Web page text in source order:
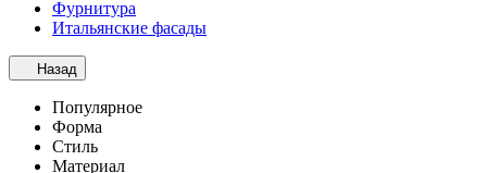
Фурнитура
Итальянские фасады
Назад
Популярное
Форма
Стиль
Материал